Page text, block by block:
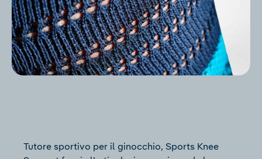
Tutore sportivo per il ginocchio, Sports Knee